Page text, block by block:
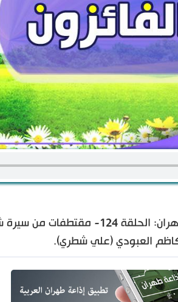
الفائزون- إذاعة طهران:
العبودي (علي شطري).